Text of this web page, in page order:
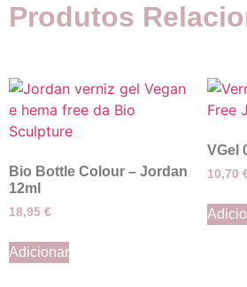
Produtos
Bio Bottle Colour – Jordan
12ml
18,95 €
Adicionar
VGel
10,70